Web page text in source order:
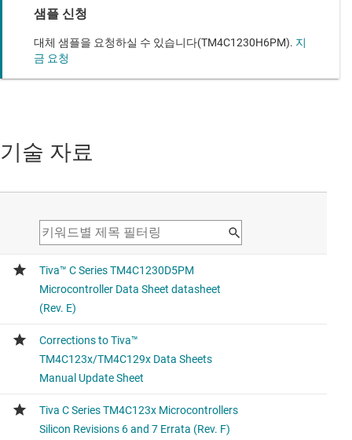
샘플 신청
대체 샘플을 요청하실 수 있습니다(TM4C1230H6PM). 지
금 요청
기술 자료